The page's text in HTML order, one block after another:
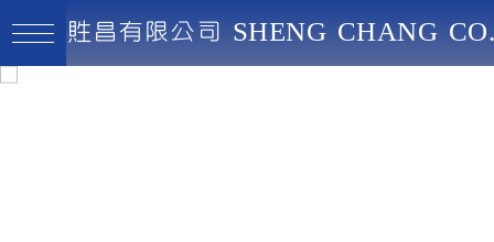
貹昌有限公司 SHENG CHANG